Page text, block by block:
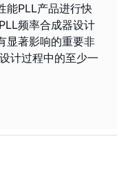
能PLL产品进行快
频率合成器设计
显著影响的重要非
计过程中的至少一